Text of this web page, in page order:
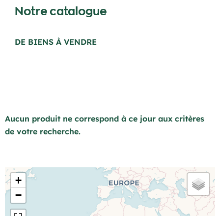
Notre catalogue
DE BIENS À VENDRE
Aucun produit ne correspond à ce jour aux critères
de votre recherche.
+
−